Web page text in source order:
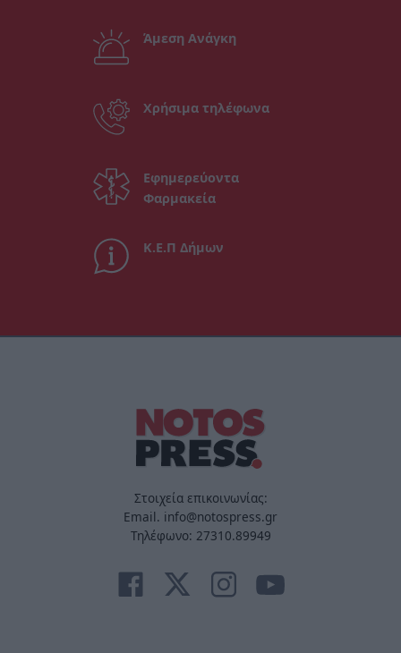
Άμεση Ανάγκη
Χρήσιμα τηλέφωνα
Εφημερεύοντα
Φαρμακεία
Κ.Ε.Π Δήμων
Στοιχεία επικοινωνίας:
Email. info@notospress.gr
Τηλέφωνο: 27310.89949